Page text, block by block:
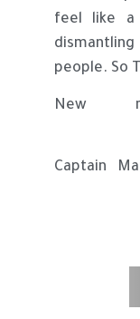
feel like a
people. So
New